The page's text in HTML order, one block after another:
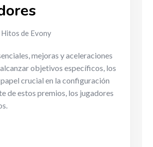
de Evony
mejoras y aceleraciones
objetivos específicos, los
crucial en la configuración
de estos premios, los jugadores